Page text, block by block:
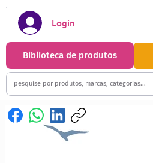
Biblioteca de produtos
Login